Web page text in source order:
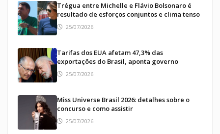
Trégua entre Michelle e Flávio Bolsonaro é
resultado de esforços conjuntos e clima tenso
25/07/2026
Tarifas dos EUA afetam 47,3% das
exportações do Brasil, aponta governo
25/07/2026
Miss Universe Brasil 2026: detalhes sobre o
concurso e como assistir
25/07/2026